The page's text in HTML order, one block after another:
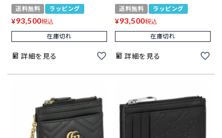
送料無料 ラッピング
¥93,500税込
在庫切れ
詳細を見る
送料無料 ラッピング
¥93,500税込
在庫切れ
詳細を見る